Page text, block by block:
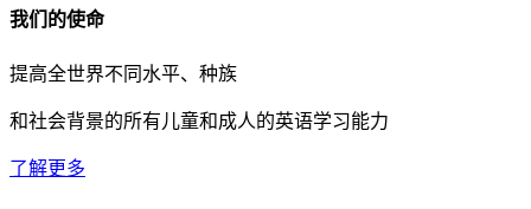
我们的使命
提高全世界不同水平、种族
和社会背景的所有儿童和成人的英语学习能力
了解更多